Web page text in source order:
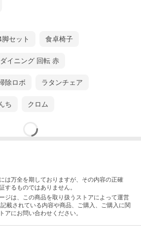
着いたレトロな空間を演出
デスクチェア、
だけますす。
セット 食卓椅子
ダイニング 回転 赤
除ロボ ラタンチェア
ち クロム
は万全を期しておりますが、その内容の正確
するものではありません。
ジは、この商品を取り扱うストアによって運営
載されている内容や商品、ご購入 、ご購入に関
アにお問い合わせください。